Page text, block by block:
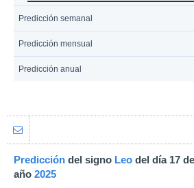
Predicción semanal
Predicción mensual
Predicción anual
Predicción del signo Leo del día 17
año 2025